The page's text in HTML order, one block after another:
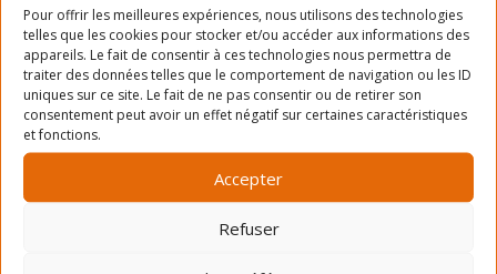
Pour offrir les meilleures expériences, nous utilisons des technologies
telles que les cookies pour stocker et/ou accéder aux informations des
appareils. Le fait de consentir à ces technologies nous permettra de
traiter des données telles que le comportement de navigation ou les ID
uniques sur ce site. Le fait de ne pas consentir ou de retirer son
consentement peut avoir un effet négatif sur certaines caractéristiques
et fonctions.
Accepter
Refuser
Cliquez pour accepter les cookies
marketing et activer ce contenu